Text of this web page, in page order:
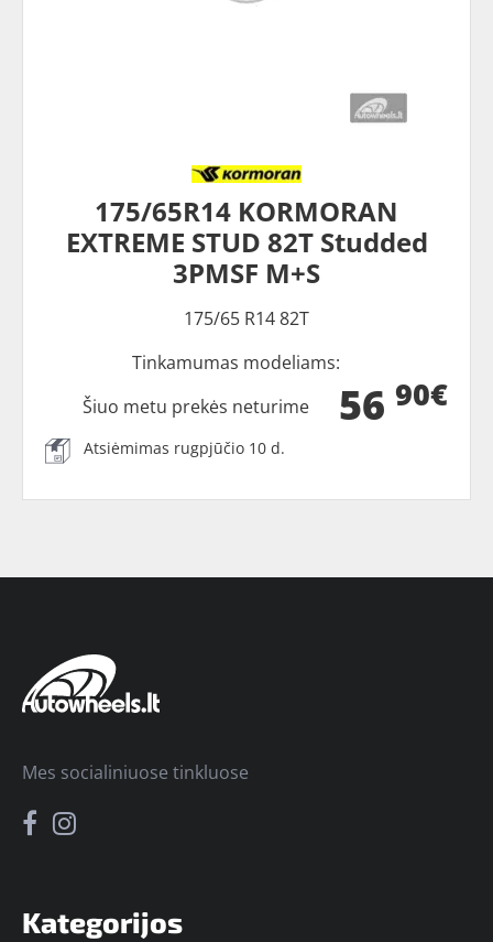
175/65R14 KORMORAN
EXTREME STUD 82T Studded
3PMSF M+S
175/65 R14 82T
Tinkamumas modeliams:
56 90€
Šiuo metu prekės neturime
Atsiėmimas rugpjūčio 10 d.
Kategorijos
Mes socialiniuose tinkluose